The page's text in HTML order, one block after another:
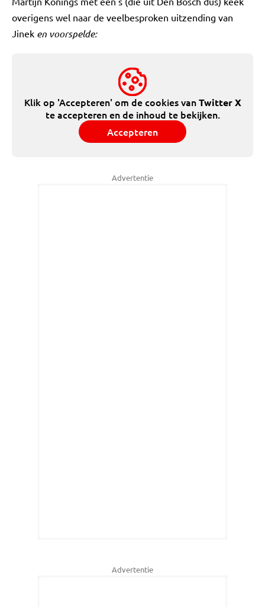
overigens wel naar de veelbesproken uitzending van
Jinek en voorspelde:
Klik op 'Accepteren' om de cookies vanTwitter X
te accepteren en de inhoud te bekijken.
Accepteren
Advertentie
Advertentie